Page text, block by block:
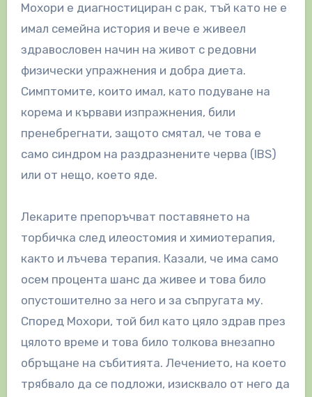
Мохори е диагностициран с рак, тъй като не е
имал семейна история и вече е живеел
здравословен начин на живот с редовни
физически упражнения и добра диета.
Симптомите, които имал, като подуване на
корема и кървави изпражнения, били
пренебрегнати, защото смятал, че това е
само синдром на раздразнените черва (IBS)
или от нещо, което яде.
Лекарите препоръчват поставянето на
торбичка след илеостомия и химиотерапия,
както и лъчева терапия. Казали, че има само
осем процента шанс да живее и това било
опустошително за него и за съпругата му.
Според Мохори, той бил като цяло здрав през
цялото време и това било толкова внезапно
обръщане на събитията. Лечението, на което
трябвало да се подложи, изисквало от него да